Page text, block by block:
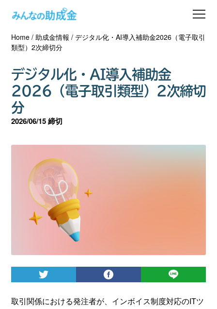
助成金を探す
士業の方へ
助成金コラム
専門家一覧
Home/ 助成金情報 / デジタル化・AI導入補助金2026（電子取引
類型）2次締切分
デジタル化・AI導入補助金
2026（電子取引類型）2次締切
分
2026/06/15 締切
取引関係における発注者が、インボイス制度対応のITツ